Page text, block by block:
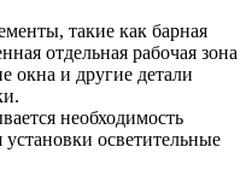
такие как барная
отдельная рабочая зона
окна и другие детали
необходимость
осветительные